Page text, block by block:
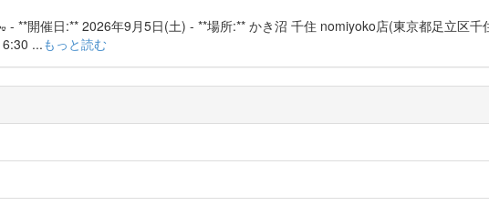
- **開催日:** 2026年9月5日(土) - **場所:** かき沼 千住 nomiyoko店(東京都足立区千
...もっと読む